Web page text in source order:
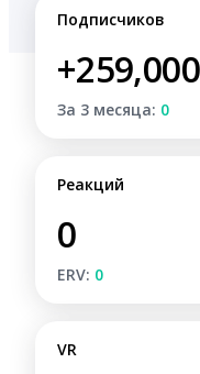
Подписчиков
+259,000
За 3 месяца: 0
Реакций
0
ERV: 0
VR